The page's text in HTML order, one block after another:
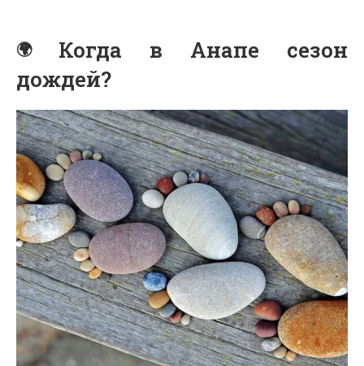
Когда в Анапе сезон
дождей?